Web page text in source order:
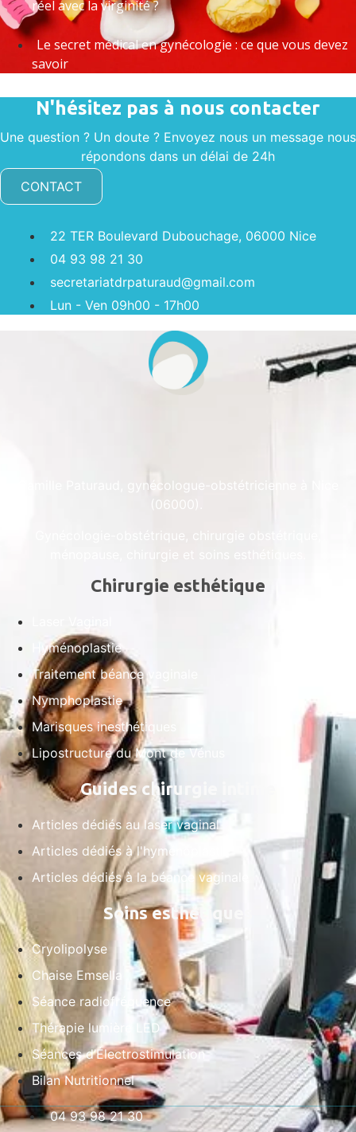
réel avec la virginité ?
Le secret médical en gynécologie : ce que vous devez
savoir
N'hésitez pas à nous contacter
Une question ? Un doute ? Envoyez nous un message nous
répondons dans un délai de 24h
CONTACT
22 TER Boulevard Dubouchage, 06000 Nice
04 93 98 21 30
secretariatdrpaturaud@gmail.com
Lun - Ven 09h00 - 17h00
Camille Paturaud, gynécologue-obstétricienne à Nice
(06000).
Chirurgie esthétique
Hyménoplastie
Traitement béance vaginale
Nymphoplastie
Marisques inesthétiques
Lipostructure du Mont de Vénus
Guides chirurgie intime
Articles dédiés au laser vaginal
Articles dédiés à l'hyménoplastie
Articles dédiés à la béance vaginale
Soins esthétiques
Cryolipolyse
Chaise Emsella
Séance radiofréquence
Thérapie lumière LED
Séances d’Électrostimulation
Bilan Nutritionnel
04 93 98 21 30